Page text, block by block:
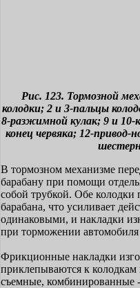
Рис. 123. Тормозной
колодки; 2 и 3-пальцы
8-разжимной кулак; 9 и
конец червяка; 12-привод-
В тормозном механизме
барабану при помощи
собой трубкой. Обе
барабана, что усиливает
одинаковыми, и накладки
при торможении
Фрикционные накладки
приклепываются к
съемные, комбинированные